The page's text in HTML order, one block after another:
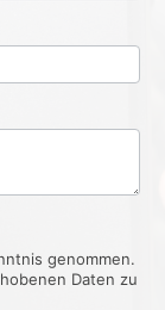
genommen.
Daten zu